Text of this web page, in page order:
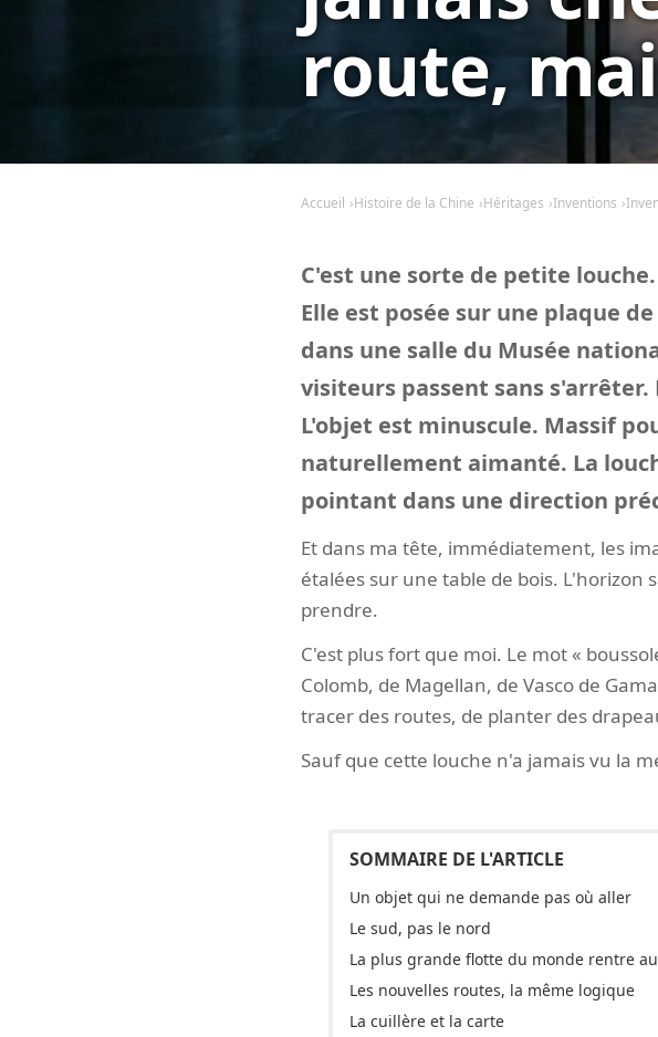
route,
Accueil Histoire de la Chine Héritages Inventions
C'est une sorte de petite louche.
Elle est posée sur une plaque
dans une salle du Musée
visiteurs passent sans s'arrêter.
L'objet est minuscule. Massif
naturellement aimanté. La
pointant dans une direction
Et dans ma tête, immédiatement, les
étalées sur une table de bois. L'horizon
prendre.
C'est plus fort que moi. Le mot «
Colomb, de Magellan, de Vasco de
tracer des routes, de planter des
Sauf que cette louche n'a jamais vu la
Un objet qui ne demande pas où aller
Le sud, pas le nord
La plus grande flotte du monde rentre
Les nouvelles routes, la même logique
La cuillère et la carte